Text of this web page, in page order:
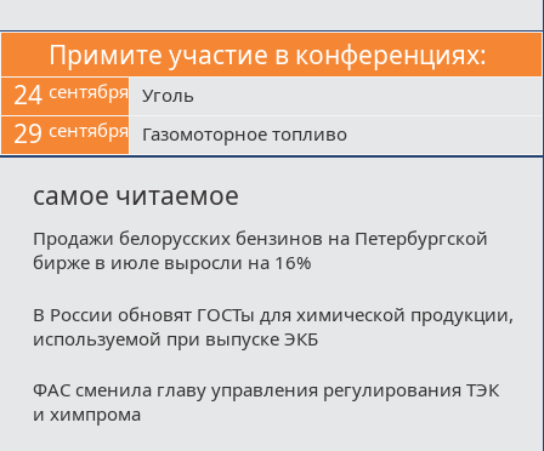
Примите участие в конференциях:
24 сентября Уголь
29 сентября Газомоторное топливо
самое читаемое
Продажи белорусских бензинов на Петербургской
бирже в июле выросли на 16%
В России обновят ГОСТы для химической продукции,
используемой при выпуске ЭКБ
ФАС сменила главу управления регулирования ТЭК
и химпрома